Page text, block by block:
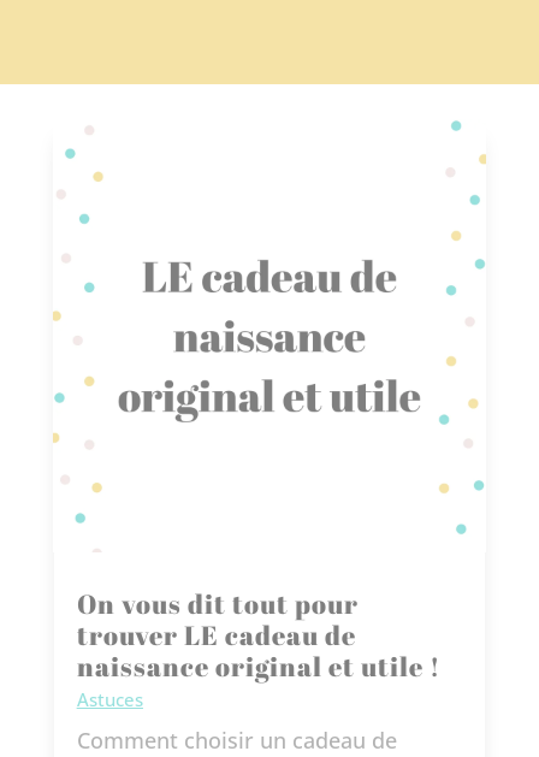
On vous dit tout pour
trouver LE cadeau de
naissance original et utile !
Astuces
Comment choisir un cadeau de